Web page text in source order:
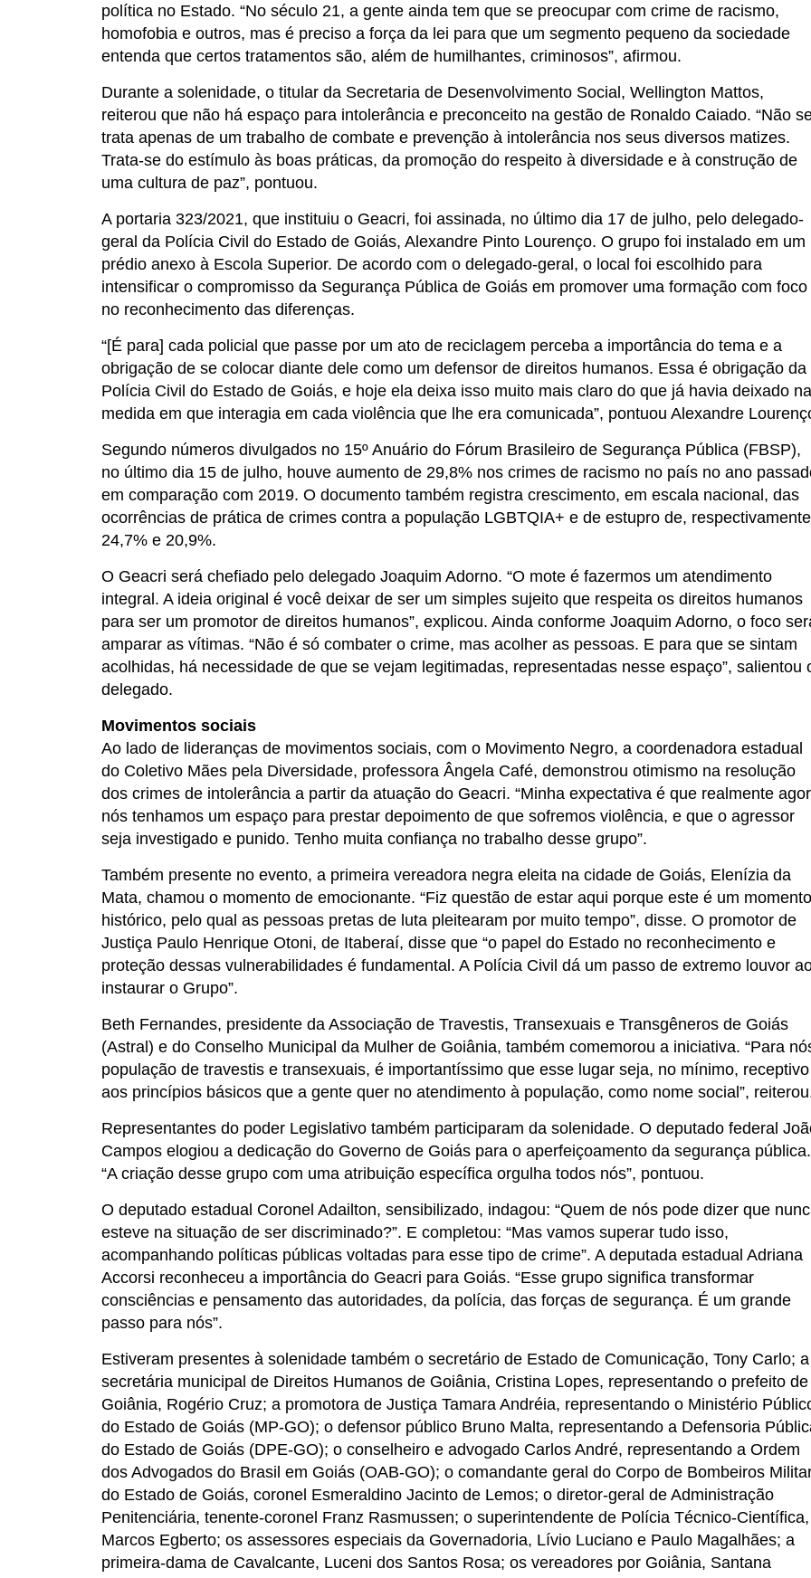
política no Estado. “No século 21, a gente ainda tem que se preocupar com crime de racismo,
homofobia e outros, mas é preciso a força da lei para que um segmento pequeno da sociedade
entenda que certos tratamentos são, além de humilhantes, criminosos”, afirmou.
Durante a solenidade, o titular da Secretaria de Desenvolvimento Social, Wellington Mattos,
reiterou que não há espaço para intolerância e preconceito na gestão de Ronaldo Caiado. “Não
trata apenas de um trabalho de combate e prevenção à intolerância nos seus diversos matizes.
Trata-se do estímulo às boas práticas, da promoção do respeito à diversidade e à construção de
uma cultura de paz”, pontuou.
A portaria 323/2021, que instituiu o Geacri, foi assinada, no último dia 17 de julho, pelo delegado-
geral da Polícia Civil do Estado de Goiás, Alexandre Pinto Lourenço. O grupo foi instalado em um
prédio anexo à Escola Superior. De acordo com o delegado-geral, o local foi escolhido para
intensificar o compromisso da Segurança Pública de Goiás em promover uma formação com foco
no reconhecimento das diferenças.
“[É para] cada policial que passe por um ato de reciclagem perceba a importância do tema e a
obrigação de se colocar diante dele como um defensor de direitos humanos. Essa é obrigação da
Polícia Civil do Estado de Goiás, e hoje ela deixa isso muito mais claro do que já havia deixado na
medida em que interagia em cada violência que lhe era comunicada”, pontuou Alexandre
Segundo números divulgados no 15º Anuário do Fórum Brasileiro de Segurança Pública (FBSP),
no último dia 15 de julho, houve aumento de 29,8% nos crimes de racismo no país no ano
em comparação com 2019. O documento também registra crescimento, em escala nacional, das
ocorrências de prática de crimes contra a população LGBTQIA+ e de estupro de,
24,7% e 20,9%.
O Geacri será chefiado pelo delegado Joaquim Adorno. “O mote é fazermos um atendimento
integral. A ideia original é você deixar de ser um simples sujeito que respeita os direitos humanos
para ser um promotor de direitos humanos”, explicou. Ainda conforme Joaquim Adorno, o foco
amparar as vítimas. “Não é só combater o crime, mas acolher as pessoas. E para que se sintam
acolhidas, há necessidade de que se vejam legitimadas, representadas nesse espaço”, salientou
delegado.
Movimentos sociais
Ao lado de lideranças de movimentos sociais, com o Movimento Negro, a coordenadora estadual
do Coletivo Mães pela Diversidade, professora Ângela Café, demonstrou otimismo na resolução
dos crimes de intolerância a partir da atuação do Geacri. “Minha expectativa é que realmente
nós tenhamos um espaço para prestar depoimento de que sofremos violência, e que o agressor
seja investigado e punido. Tenho muita confiança no trabalho desse grupo”.
Também presente no evento, a primeira vereadora negra eleita na cidade de Goiás, Elenízia da
Mata, chamou o momento de emocionante. “Fiz questão de estar aqui porque este é um momento
histórico, pelo qual as pessoas pretas de luta pleitearam por muito tempo”, disse. O promotor de
Justiça Paulo Henrique Otoni, de Itaberaí, disse que “o papel do Estado no reconhecimento e
proteção dessas vulnerabilidades é fundamental. A Polícia Civil dá um passo de extremo louvor
instaurar o Grupo”.
Beth Fernandes, presidente da Associação de Travestis, Transexuais e Transgêneros de Goiás
(Astral) e do Conselho Municipal da Mulher de Goiânia, também comemorou a iniciativa. “Para
população de travestis e transexuais, é importantíssimo que esse lugar seja, no mínimo, receptivo
aos princípios básicos que a gente quer no atendimento à população, como nome social”,
Representantes do poder Legislativo também participaram da solenidade. O deputado federal
Campos elogiou a dedicação do Governo de Goiás para o aperfeiçoamento da segurança pública.
“A criação desse grupo com uma atribuição específica orgulha todos nós”, pontuou.
O deputado estadual Coronel Adailton, sensibilizado, indagou: “Quem de nós pode dizer que
esteve na situação de ser discriminado?”. E completou: “Mas vamos superar tudo isso,
acompanhando políticas públicas voltadas para esse tipo de crime”. A deputada estadual Adriana
Accorsi reconheceu a importância do Geacri para Goiás. “Esse grupo significa transformar
consciências e pensamento das autoridades, da polícia, das forças de segurança. É um grande
passo para nós”.
Estiveram presentes à solenidade também o secretário de Estado de Comunicação, Tony Carlo; a
secretária municipal de Direitos Humanos de Goiânia, Cristina Lopes, representando o prefeito de
Goiânia, Rogério Cruz; a promotora de Justiça Tamara Andréia, representando o Ministério
do Estado de Goiás (MP-GO); o defensor público Bruno Malta, representando a Defensoria
do Estado de Goiás (DPE-GO); o conselheiro e advogado Carlos André, representando a Ordem
dos Advogados do Brasil em Goiás (OAB-GO); o comandante geral do Corpo de Bombeiros
do Estado de Goiás, coronel Esmeraldino Jacinto de Lemos; o diretor-geral de Administração
Penitenciária, tenente-coronel Franz Rasmussen; o superintendente de Polícia Técnico-Científica,
Marcos Egberto; os assessores especiais da Governadoria, Lívio Luciano e Paulo Magalhães; a
primeira-dama de Cavalcante, Luceni dos Santos Rosa; os vereadores por Goiânia, Santana